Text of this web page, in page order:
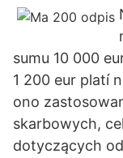
sumu 10 000
1 200 eur platí
ono
skarbowych,
dotyczących